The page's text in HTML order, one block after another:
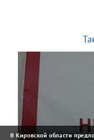
В Кировской области